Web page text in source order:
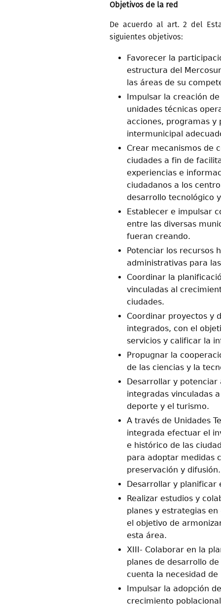
Objetivos de la red
De acuerdo al art. 2 del
siguientes objetivos:
Favorecer la
estructura del
las áreas de su
Impulsar la creación
unidades técnicas
acciones, programas y
intermunicipal
Crear mecanismos de
ciudades a fin de
experiencias e
ciudadanos a los
desarrollo tecnológico
Establecer e impulsar
entre las diversas
fueran creando.
Potenciar los recursos
administrativas para
Coordinar la
vinculadas al
ciudades.
Coordinar proyectos y
integrados, con el
servicios y calificar la
Propugnar la
de las ciencias y la
Desarrollar y potenciar
integradas vinculadas
deporte y el turismo.
A través de Unidades
integrada efectuar el
e histórico de las
para adoptar medidas
preservación y difusión.
Desarrollar y planificar
Realizar estudios y
planes y estrategias
el objetivo de
esta área.
XIII- Colaborar en la
planes de desarrollo
cuenta la necesidad
Impulsar la adopción
crecimiento